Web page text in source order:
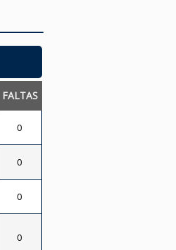
FALTAS
0
0
0
0